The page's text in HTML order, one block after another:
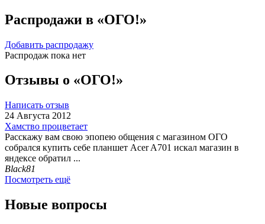
Распродажи в «ОГО!»
Добавить распродажу
Распродаж пока нет
Отзывы о «ОГО!»
Написать отзыв
24 Августа 2012
Хамство процветает
Расскажу вам свою эпопею общения с магазином ОГО
собрался купить себе планшет Acer A701 искал магазин в
яндексе обратил ...
Black81
Посмотреть ещё
Новые вопросы